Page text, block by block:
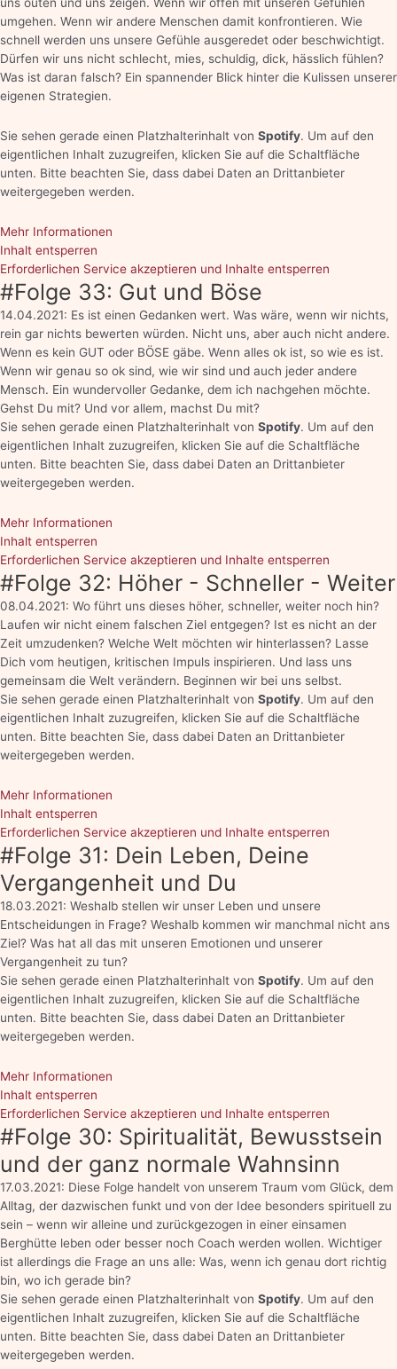
umgehen. Wenn wir andere Menschen damit konfrontieren. Wie
schnell werden uns unsere Gefühle ausgeredet oder beschwichtigt.
Dürfen wir uns nicht schlecht, mies, schuldig, dick, hässlich fühlen?
Was ist daran falsch? Ein spannender Blick hinter die Kulissen unserer
eigenen Strategien.
Sie sehen gerade einen Platzhalterinhalt von Spotify. Um auf den
eigentlichen Inhalt zuzugreifen, klicken Sie auf die Schaltfläche
unten. Bitte beachten Sie, dass dabei Daten an Drittanbieter
weitergegeben werden.
Mehr Informationen
Inhalt entsperren
Erforderlichen Service akzeptieren und Inhalte entsperren
#Folge 33: Gut und Böse
14.04.2021: Es ist einen Gedanken wert. Was wäre, wenn wir nichts,
rein gar nichts bewerten würden. Nicht uns, aber auch nicht andere.
Wenn es kein GUT oder BÖSE gäbe. Wenn alles ok ist, so wie es ist.
Wenn wir genau so ok sind, wie wir sind und auch jeder andere
Mensch. Ein wundervoller Gedanke, dem ich nachgehen möchte.
Gehst Du mit? Und vor allem, machst Du mit?
Sie sehen gerade einen Platzhalterinhalt von Spotify. Um auf den
eigentlichen Inhalt zuzugreifen, klicken Sie auf die Schaltfläche
unten. Bitte beachten Sie, dass dabei Daten an Drittanbieter
weitergegeben werden.
Mehr Informationen
Inhalt entsperren
Erforderlichen Service akzeptieren und Inhalte entsperren
#Folge 32: Höher - Schneller - Weiter
08.04.2021: Wo führt uns dieses höher, schneller, weiter noch hin?
Laufen wir nicht einem falschen Ziel entgegen? Ist es nicht an der
Zeit umzudenken? Welche Welt möchten wir hinterlassen? Lasse
Dich vom heutigen, kritischen Impuls inspirieren. Und lass uns
gemeinsam die Welt verändern. Beginnen wir bei uns selbst.
Sie sehen gerade einen Platzhalterinhalt von Spotify. Um auf den
eigentlichen Inhalt zuzugreifen, klicken Sie auf die Schaltfläche
unten. Bitte beachten Sie, dass dabei Daten an Drittanbieter
weitergegeben werden.
Mehr Informationen
Inhalt entsperren
Erforderlichen Service akzeptieren und Inhalte entsperren
#Folge 31: Dein Leben, Deine
Vergangenheit und Du
18.03.2021: Weshalb stellen wir unser Leben und unsere
Entscheidungen in Frage? Weshalb kommen wir manchmal nicht ans
Ziel? Was hat all das mit unseren Emotionen und unserer
Vergangenheit zu tun?
Sie sehen gerade einen Platzhalterinhalt von Spotify. Um auf den
eigentlichen Inhalt zuzugreifen, klicken Sie auf die Schaltfläche
unten. Bitte beachten Sie, dass dabei Daten an Drittanbieter
weitergegeben werden.
Mehr Informationen
Inhalt entsperren
Erforderlichen Service akzeptieren und Inhalte entsperren
#Folge 30: Spiritualität, Bewusstsein
und der ganz normale Wahnsinn
17.03.2021: Diese Folge handelt von unserem Traum vom Glück, dem
Alltag, der dazwischen funkt und von der Idee besonders spirituell zu
sein – wenn wir alleine und zurückgezogen in einer einsamen
Berghütte leben oder besser noch Coach werden wollen. Wichtiger
ist allerdings die Frage an uns alle: Was, wenn ich genau dort richtig
bin, wo ich gerade bin?
Sie sehen gerade einen Platzhalterinhalt von Spotify. Um auf den
eigentlichen Inhalt zuzugreifen, klicken Sie auf die Schaltfläche
unten. Bitte beachten Sie, dass dabei Daten an Drittanbieter
weitergegeben werden.